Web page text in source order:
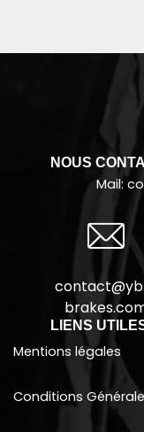
NOUS
Mail:
LIENS
Mentions légales
Conditions